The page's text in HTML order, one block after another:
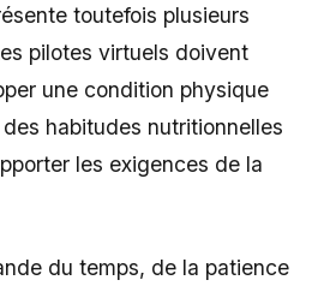
toutefois plusieurs
pilotes virtuels doivent
une condition physique
habitudes nutritionnelles
les exigences de la
du temps, de la patience